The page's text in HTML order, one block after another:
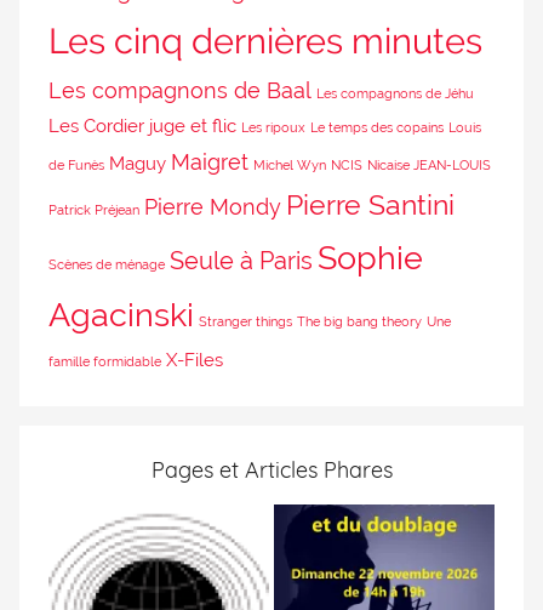
Les cinq dernières minutes
Les compagnons de Baal Les compagnons de Jéhu
Les Cordier juge et flic Les ripoux Le temps des copains Louis
de Funès Maguy Maigret Michel Wyn NCIS Nicaise JEAN-LOUIS
Patrick Préjean Pierre Mondy Pierre Santini
Scènes de ménage Seule à Paris Sophie
Agacinski Stranger things The big bang theory Une
famille formidable X-Files
Pages et Articles Phares